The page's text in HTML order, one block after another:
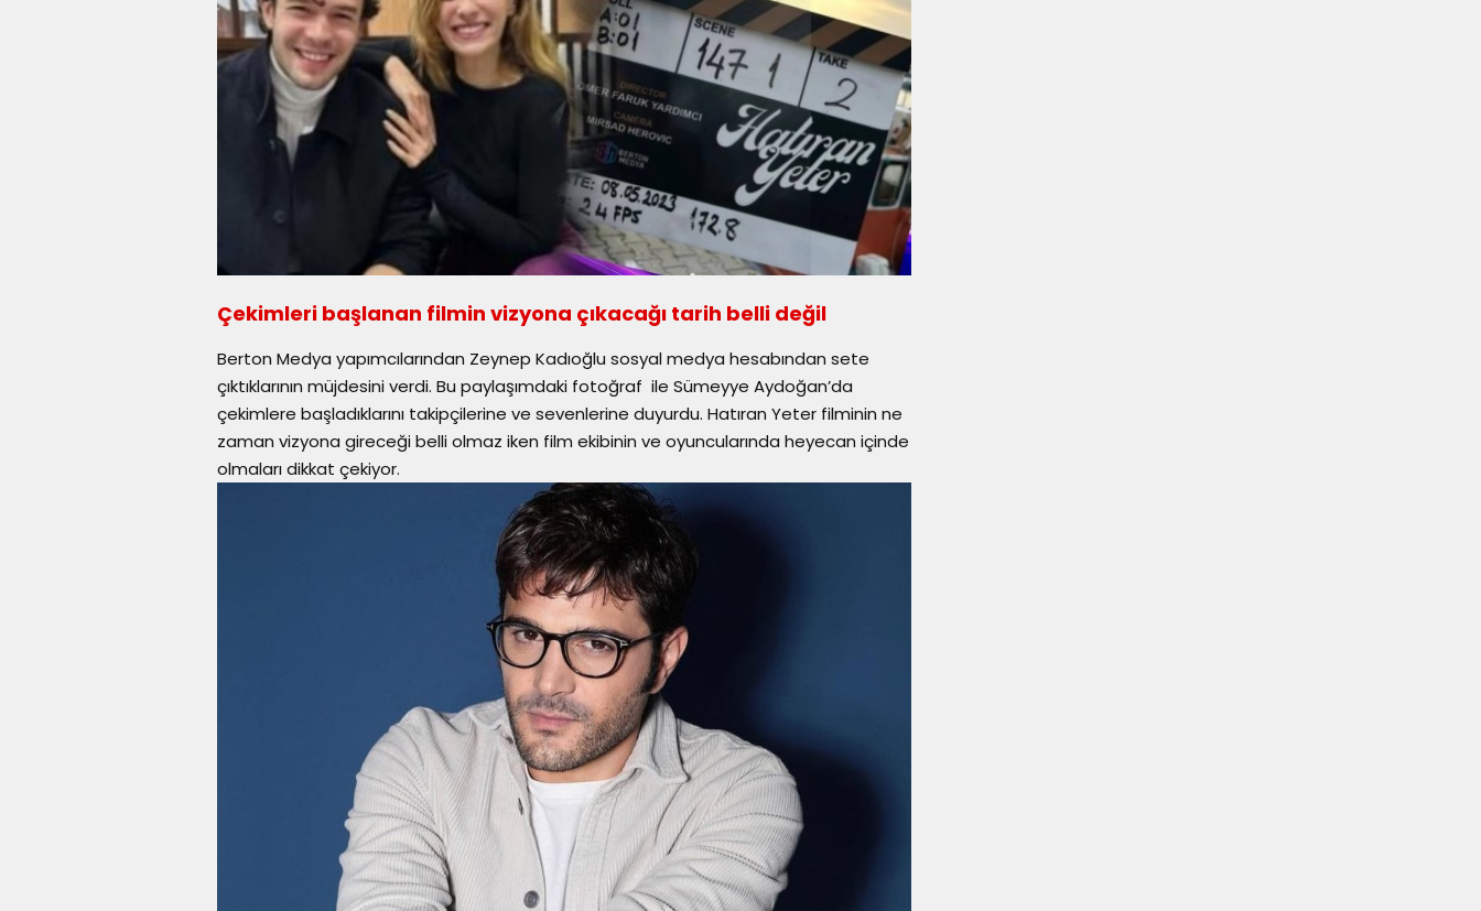
Çekimleri başlanan filmin vizyona çıkacağı tarih belli değil
Berton Medya yapımcılarından Zeynep Kadıoğlu sosyal medya hesabından sete
çıktıklarının müjdesini verdi. Bu paylaşımdaki fotoğraf ile Sümeyye Aydoğan’da
çekimlere başladıklarını takipçilerine ve sevenlerine duyurdu. Hatıran Yeter filminin ne
zaman vizyona gireceği belli olmaz iken film ekibinin ve oyuncularında heyecan içinde
olmaları dikkat çekiyor.